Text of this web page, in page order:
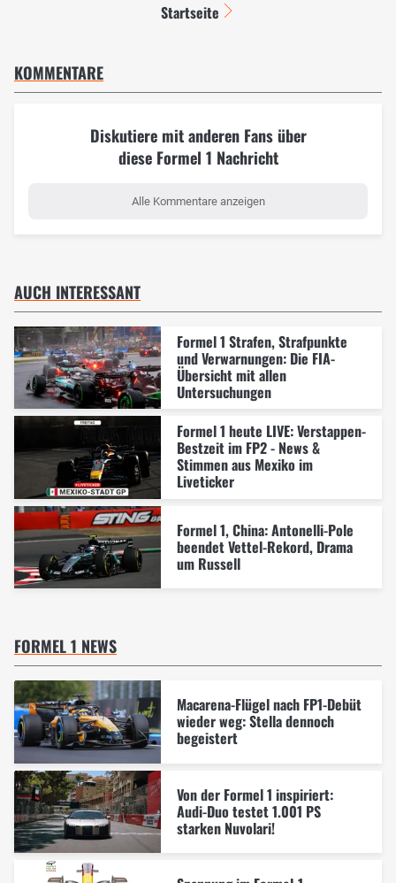
Startseite
KOMMENTARE
Diskutiere mit anderen Fans über
diese Formel 1 Nachricht
Alle Kommentare anzeigen
AUCH INTERESSANT
Formel 1 Strafen, Strafpunkte
und Verwarnungen: Die FIA-
Übersicht mit allen
Untersuchungen
Formel 1 heute LIVE: Verstappen-
Bestzeit im FP2 - News &
Stimmen aus Mexiko im
Liveticker
Formel 1, China: Antonelli-Pole
beendet Vettel-Rekord, Drama
um Russell
FORMEL 1 NEWS
Macarena-Flügel nach FP1-Debüt
wieder weg: Stella dennoch
begeistert
Von der Formel 1 inspiriert:
Audi-Duo testet 1.001 PS
starken Nuvolari!